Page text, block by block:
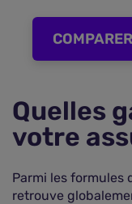
Quelles
votre
Parmi les formules
retrouve